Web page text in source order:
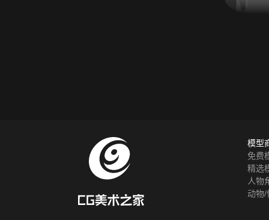
模型
免费
精选
人物
动物/